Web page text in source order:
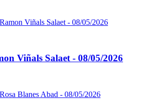
Viñals Salaet - 08/05/2026